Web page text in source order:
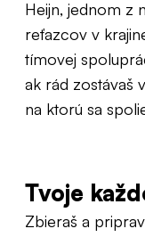
Heijn, jednom z
reťazcov v
tímovej
ak rád zostávaš
na ktorú sa
Tvoje
Zbieraš a